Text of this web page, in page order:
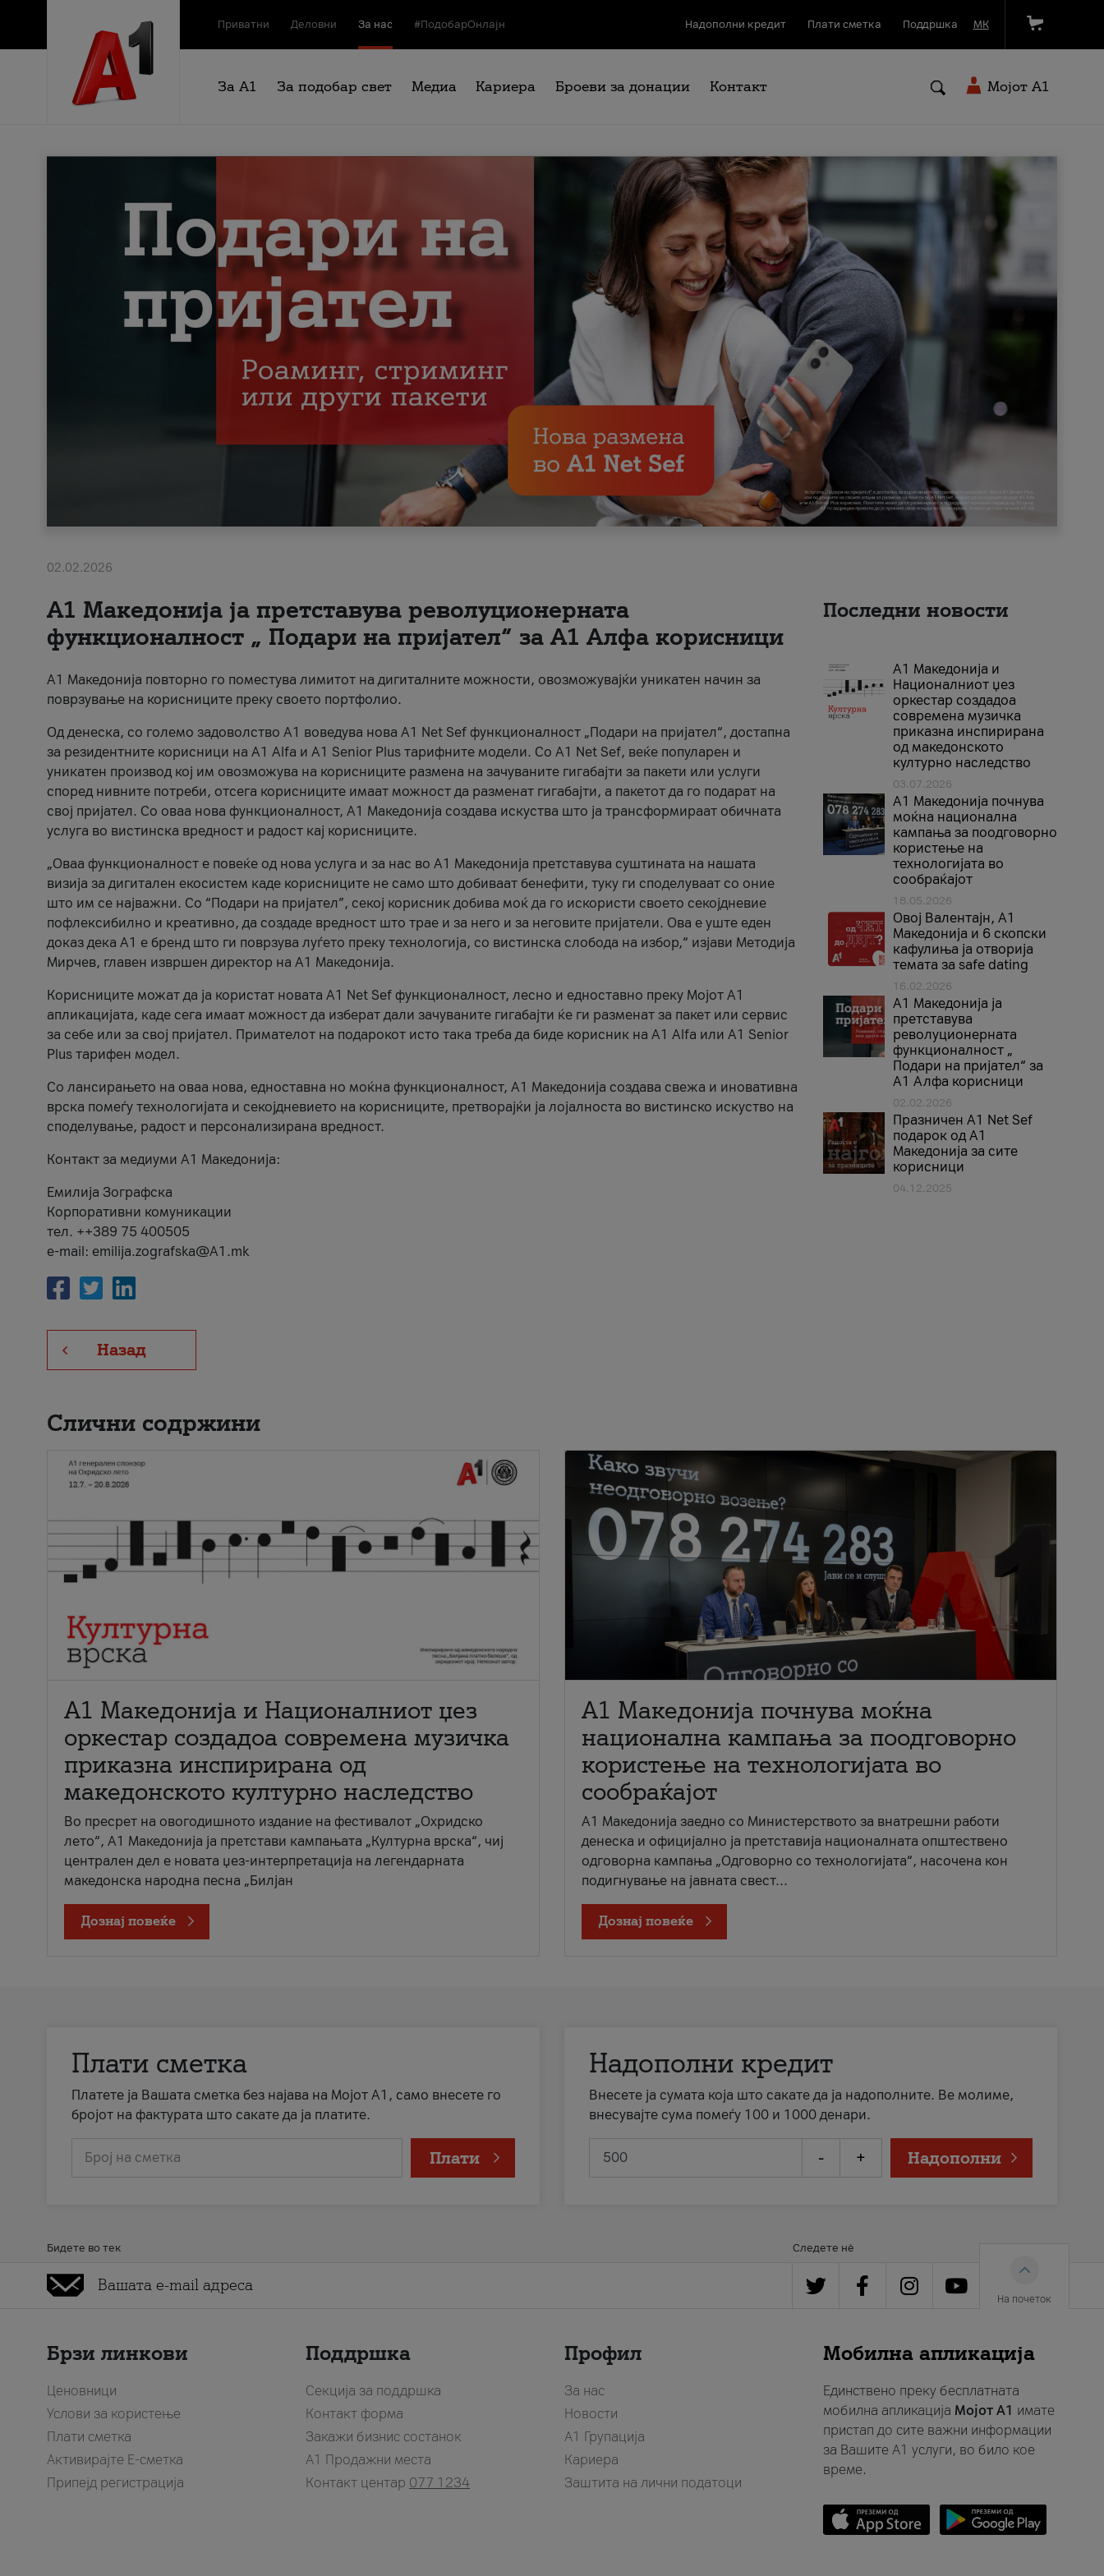
Приватни Деловни За нас #ПодобарОнлајн Надополни кредит Плати сметка Поддршка МК
За А1 За подобар свет Медиа Кариера Броеви за донации Контакт Мојот A1
02.02.2026
А1 Македонија ја претставува револуционерната
функционалност „ Подари на пријател“ за А1 Алфа корисници
А1 Македонија повторно го поместува лимитот на дигиталните можности, овозможувајќи уникатен начин за
поврзување на корисниците преку своето портфолио.
Од денеска, со големо задоволство А1 воведува нова A1 Net Sef функционалност „Подари на пријател“, достапна
за резидентните корисници на А1 Alfa и A1 Senior Plus тарифните модели. Со A1 Net Sef, веќе популарен и
уникатен производ кој им овозможува на корисниците размена на зачуваните гигабајти за пакети или услуги
според нивните потреби, отсега корисниците имаат можност да разменат гигабајти, а пакетот да го подарат на
свој пријател. Со оваа нова функционалност, А1 Македонија создава искуства што ја трансформираат обичната
услуга во вистинска вредност и радост кај корисниците.
„Оваа функционалност е повеќе од нова услуга и за нас во А1 Македонија претставува суштината на нашата
визија за дигитален екосистем каде корисниците не само што добиваат бенефити, туку ги споделуваат со оние
што им се најважни. Со “Подари на пријател”, секој корисник добива моќ да го искористи своето секојдневие
пофлексибилно и креативно, да создаде вредност што трае и за него и за неговите пријатели. Ова е уште еден
доказ дека А1 е бренд што ги поврзува луѓето преку технологија, со вистинска слобода на избор,“ изјави Методија
Мирчев, главен извршен директор на А1 Македонија.
Корисниците можат да ја користат новата А1 Net Sef функционалност, лесно и едноставно преку Мојот А1
апликацијата, каде сега имаат можност да изберат дали зачуваните гигабајти ќе ги разменат за пакет или сервис
за себе или за свој пријател. Примателот на подарокот исто така треба да биде корисник на А1 Alfa или A1 Senior
Plus тарифен модел.
Со лансирањето на оваа нова, едноставна но моќна функционалност, А1 Македонија создава свежа и иновативна
врска помеѓу технологијата и секојдневието на корисниците, претворајќи ја лојалноста во вистинско искуство на
споделување, радост и персонализирана вредност.
Контакт за медиуми А1 Македонија:
Емилија Зографска
Корпоративни комуникации
тел. ++389 75 400505
e-mail: emilija.zografska@A1.mk
Назад
Последни новости
А1 Македонија и
Националниот џез
оркестар создадоа
современа музичка
приказна инспирирана
од македонското
културно наследство
03.07.2026
A1 Македонија почнува
моќна национална
кампања за поодговорно
користење на
технологијата во
сообраќајот
18.05.2026
Овој Валентајн, A1
Македонија и 6 скопски
кафулиња ја отворија
темата за safe dating
16.02.2026
А1 Македонија ја
претставува
револуционерната
функционалност „
Подари на пријател“ за
А1 Алфа корисници
02.02.2026
Празничен A1 Net Sеf
подарок од А1
Македонија за сите
корисници
04.12.2025
Слични содржини
А1 Македонија и Националниот џез
оркестар создадоа современа музичка
приказна инспирирана од
македонското културно наследство
Во пресрет на овогодишното издание на фестивалот „Охридско
лето“, А1 Македонија ја претстави кампањата „Културна врска“, чиј
централен дел е новата џез-интерпретација на легендарната
македонска народна песна „Билјан
Дознај повеќе
A1 Македонија почнува моќна
национална кампања за поодговорно
користење на технологијата во
сообраќајот
A1 Македонија заедно со Министерството за внатрешни работи
денеска и официјално ја претставија националната општествено
одговорна кампања „Одговорно со технологијата“, насочена кон
подигнување на јавната свест...
Дознај повеќе
Плати сметка
Платете ја Вашата сметка без најава на Мојот А1, само внесете го
бројот на фактурата што сакате да ја платите.
Број на сметка Плати
Надополни кредит
Внесете ја сумата која што сакате да ја надополните. Ве молиме,
внесувајте сума помеѓу 100 и 1000 денари.
- + Надополни
Бидете во тек Следете нè
На почеток
Брзи линкови
Ценовници
Услови за користење
Плати сметка
Активирајте Е-сметка
Припејд регистрација
Поддршка
Секција за поддршка
Контакт форма
Закажи бизнис состанок
A1 Продажни места
Контакт центар 077 1234
Профил
За нас
Новости
А1 Групација
Кариера
Заштита на лични податоци
Мобилна апликација
Единствено преку бесплатната
мобилна апликација Мојот A1 имате
пристап до сите важни информации
за Вашите A1 услуги, во било кое
време.